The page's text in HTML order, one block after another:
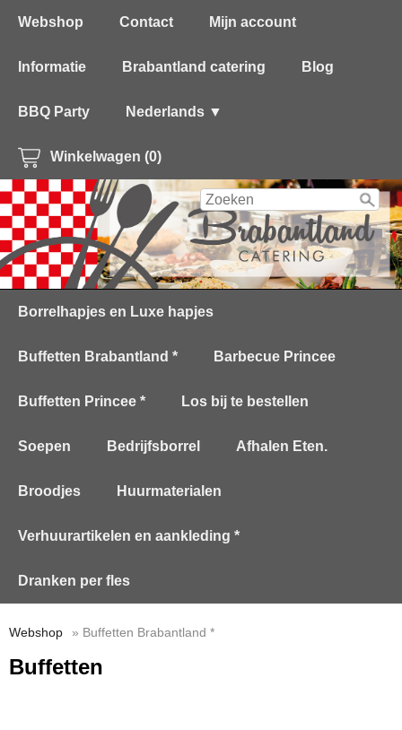
Webshop Contact Mijn account
Informatie Brabantland catering Blog
BBQ Party Nederlands ▼
Winkelwagen (0)
Borrelhapjes en Luxe hapjes
Buffetten Brabantland * Barbecue Princee
Buffetten Princee * Los bij te bestellen
Soepen Bedrijfsborrel Afhalen Eten.
Broodjes Huurmaterialen
Verhuurartikelen en aankleding *
Dranken per fles
Webshop » Buffetten Brabantland *
Buffetten